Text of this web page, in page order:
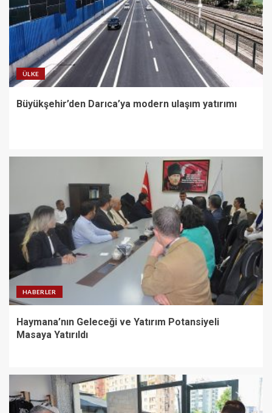
ÜLKE
Büyükşehir’den Darıca’ya modern ulaşım yatırımı
HABERLER
Haymana’nın Geleceği ve Yatırım Potansiyeli
Masaya Yatırıldı